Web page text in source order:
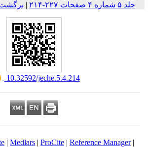
جلد ۵ شماره ۴ صفحات ۲۲۷-۲۱۴
|برگشت
‎ 10.32592/jeche.5.4.214
|Medlars|ProCite|Reference Manager